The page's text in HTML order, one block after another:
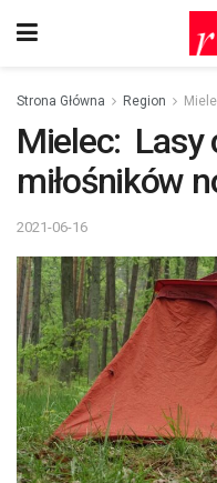
Strona Główna Region
Mielec: Lasy
miłośników
2021-06-16